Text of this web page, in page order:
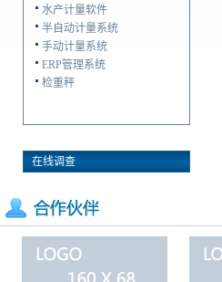
水产计量软件
半自动计量系统
手动计量系统
ERP管理系统
检重秤
在线调查